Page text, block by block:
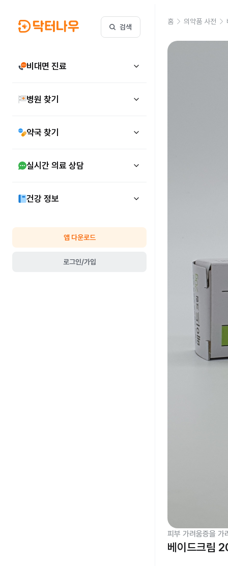
검색
비대면 진료
병원 찾기
약국 찾기
실시간 의료 상담
건강 정보
앱 다운로드
로그인/가입
홈 의약품 사전
피부 가려움증을 가
베이드크림